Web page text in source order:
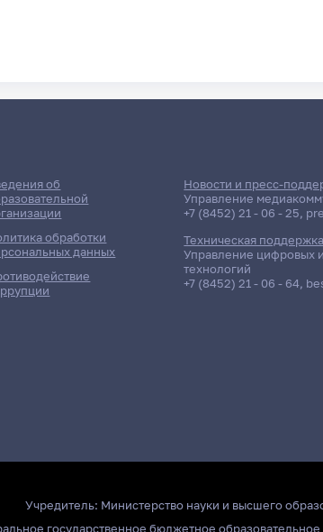
об
обработки
данных
Новости и пресс-
Управление
+7 (8452) 21 - 06 - 25,
Техническая
Управление цифровых
технологий
+7 (8452) 21 - 06 - 64,
Учредитель: Министерство науки и высшего
государственное бюджетное